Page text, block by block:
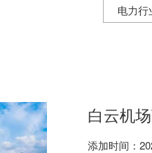
电力行
白云机场
添加时间：